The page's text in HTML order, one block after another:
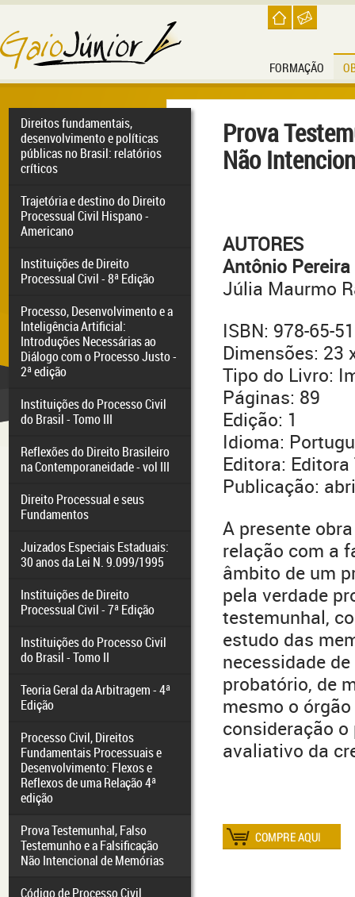
FORMAÇÃO
Direitos fundamentais,
desenvolvimento e políticas
públicas no Brasil: relatórios
críticos
Trajetória e destino do Direito
Processual Civil Hispano -
Americano
Instituições de Direito
Processual Civil - 8ª Edição
Processo, Desenvolvimento e a
Inteligência Artificial:
Introduções Necessárias ao
Diálogo com o Processo Justo -
2ª edição
Instituições do Processo Civil
do Brasil - Tomo III
Reflexões do Direito Brasileiro
na Contemporaneidade - vol III
Direito Processual e seus
Fundamentos
Juizados Especiais Estaduais:
30 anos da Lei N. 9.099/1995
Instituições de Direito
Processual Civil - 7ª Edição
Instituições do Processo Civil
do Brasil - Tomo II
Teoria Geral da Arbitragem - 4ª
Edição
Processo Civil, Direitos
Fundamentais Processuais e
Desenvolvimento: Flexos e
Reflexos de uma Relação 4ª
edição
Prova Testemunhal, Falso
Testemunho e a Falsificação
Não Intencional de Memórias
Código de Processo Civil
Prova
Não
AUTORES
Antônio
Júlia Maurmo
ISBN: 978-65-
Dimensões: 23
Tipo do Livro:
Páginas: 89
Edição: 1
Idioma:
Editora:
Publicação:
A presente
relação com a
âmbito de um
pela verdade
testemunhal,
estudo das
necessidade
probatório, de
mesmo o
consideração
avaliativo da